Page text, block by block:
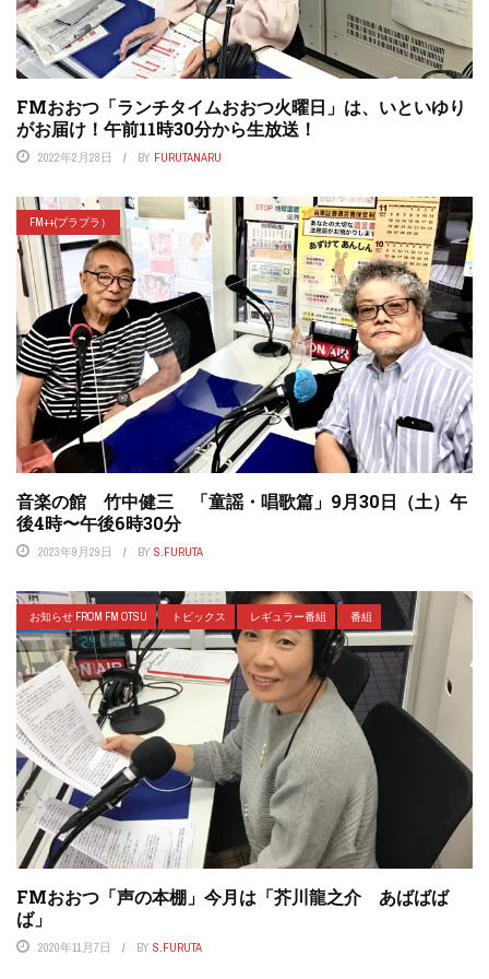
FMおおつ「ランチタイムおおつ火曜日」は、いといゆり
がお届け！午前11時30分から生放送！
2022年2月28日 BY FURUTANARU
FM++(プラプラ）
音楽の館 竹中健三 「童謡・唱歌篇」9月30日（土）午
後4時〜午後6時30分
2023年9月29日 BY S.FURUTA
お知らせ FROM FM OTSU トピックス レギュラー番組 番組
FMおおつ「声の本棚」今月は「芥川龍之介 あばばば
ば」
2020年11月7日 BY S.FURUTA